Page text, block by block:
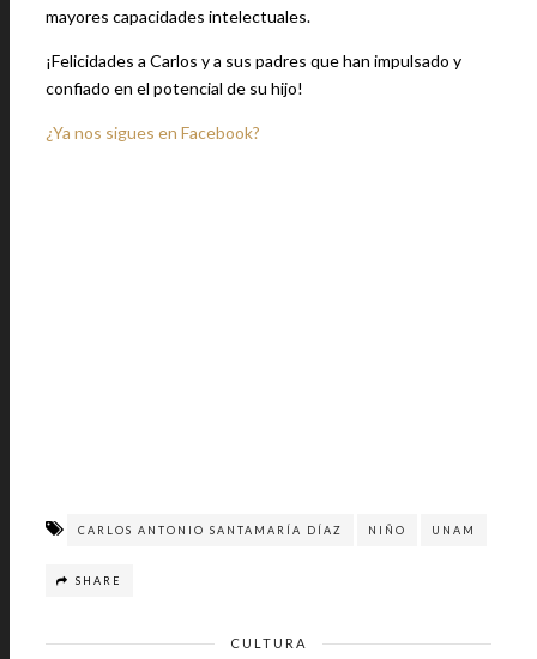
mayores capacidades intelectuales.
¡Felicidades a Carlos y a sus padres que han impulsado y
confiado en el potencial de su hijo!
¿Ya nos sigues en Facebook?
CARLOS ANTONIO SANTAMARÍA DÍAZ NIÑO UNAM
SHARE
CULTURA